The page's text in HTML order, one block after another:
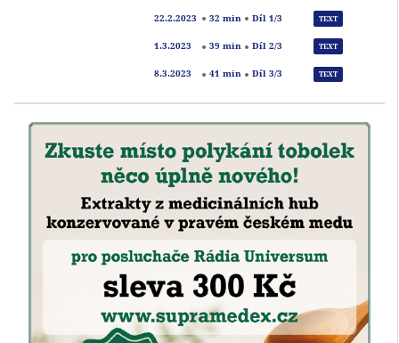
22.2.2023 32 min Díl 1/3 TEXT
1.3.2023 39 min Díl 2/3 TEXT
8.3.2023 41 min Díl 3/3 TEXT